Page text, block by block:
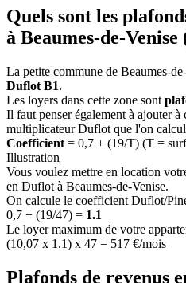
Quels sont les
à Beaumes-de-Venise
La petite commune de Beaumes-
Duflot B1.
Les loyers dans cette zone sont
Il faut penser également à ajouter
multiplicateur Duflot que l'on
Coefficient = 0,7 + (19/T) (T =
Illustration
Vous voulez mettre en location
en Duflot à Beaumes-de-Venise.
On calcule le coefficient Duflot/
0,7 + (19/47) = 1.1
Le loyer maximum de votre
(10,07 x 1.1) x 47 = 517 €/mois
Plafonds de revenus